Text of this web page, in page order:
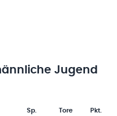
Jugend
Sp. Tore Pkt.